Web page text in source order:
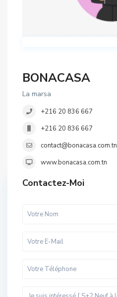
BONACASA
La marsa
+216 20 836 667
+216 20 836 667
contact@bonacasa.com.tn
www.bonacasa.com.tn
Contactez-Moi